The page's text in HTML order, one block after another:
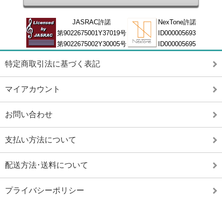
JASRAC許諾
第9022675001Y37019号
第9022675002Y30005号
NexTone許諾
ID000005693
ID000005695
特定商取引法に基づく表記
マイアカウント
お問い合わせ
支払い方法について
配送方法･送料について
プライバシーポリシー